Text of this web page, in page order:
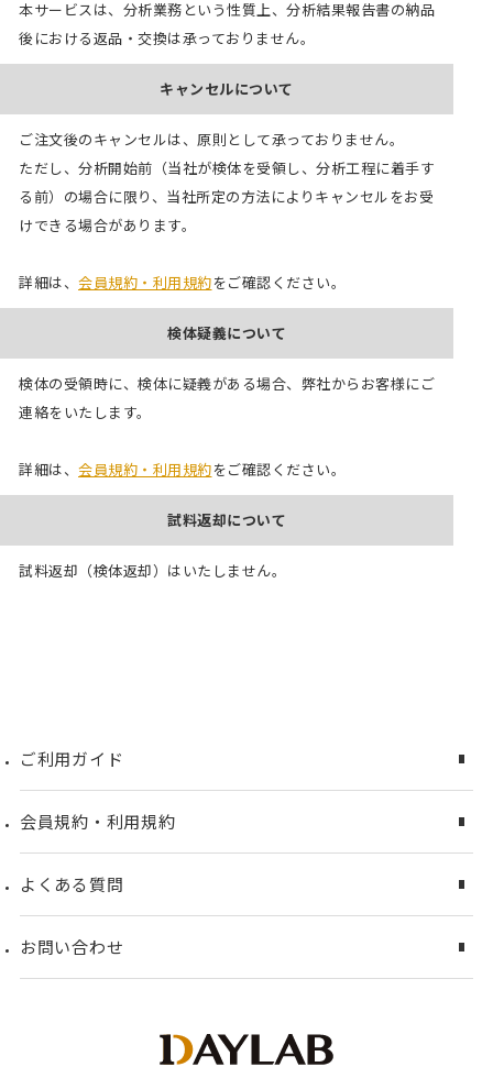
本サービスは、分析業務という性質上、分析結果報告書の納品
後における返品・交換は承っておりません。
キャンセルについて
ご注文後のキャンセルは、原則として承っておりません。
ただし、分析開始前（当社が検体を受領し、分析工程に着手す
る前）の場合に限り、当社所定の方法によりキャンセルをお受
けできる場合があります。
詳細は、 会員規約・利用規約をご確認ください。
検体疑義について
検体の受領時に、検体に疑義がある場合、弊社からお客様にご
連絡をいたします。
詳細は、 会員規約・利用規約をご確認ください。
試料返却について
試料返却（検体返却）はいたしません。
ご利用ガイド
会員規約・利用規約
よくある質問
お問い合わせ